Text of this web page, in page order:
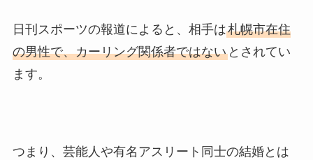
日刊スポーツの報道によると、相手は札幌市在住
の男性で、カーリング関係者ではないとされてい
ます。
つまり、芸能人や有名アスリート同士の結婚とは